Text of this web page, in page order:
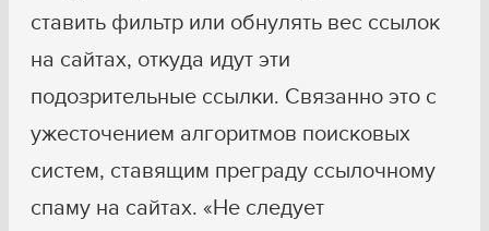
ставить фильтр или обнулять вес ссылок
на сайтах, откуда идут эти
подозрительные ссылки. Связанно это с
ужесточением алгоритмов поисковых
систем, ставящим преграду ссылочному
спаму на сайтах. «Не следует